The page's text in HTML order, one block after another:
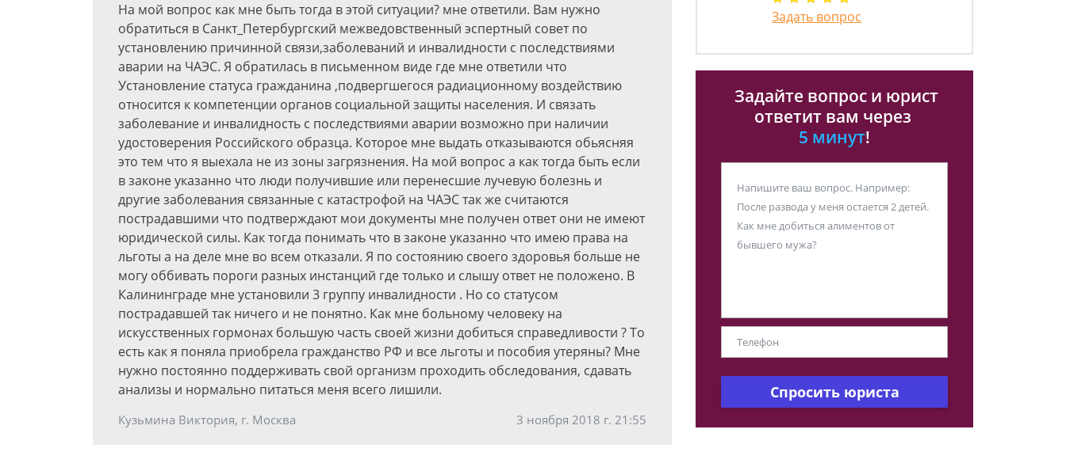
На мой вопрос как мне быть тогда в этой ситуации? мне ответили. Вам нужно
обратиться в Санкт_Петербургский межведовственный эспертный совет по
установлению причинной связи,заболеваний и инвалидности с последствиями
аварии на ЧАЭС. Я обратилась в письменном виде где мне ответили что
Установление статуса гражданина ,подвергшегося радиационному воздействию
относится к компетенции органов социальной защиты населения. И связать
заболевание и инвалидность с последствиями аварии возможно при наличии
удостоверения Российского образца. Которое мне выдать отказываются обьясняя
это тем что я выехала не из зоны загрязнения. На мой вопрос а как тогда быть если
в законе указанно что люди получившие или перенесшие лучевую болезнь и
другие заболевания связанные с катастрофой на ЧАЭС так же считаются
пострадавшими что подтверждают мои документы мне получен ответ они не имеют
юридической силы. Как тогда понимать что в законе указанно что имею права на
льготы а на деле мне во всем отказали. Я по состоянию своего здоровья больше не
могу оббивать пороги разных инстанций где только и слышу ответ не положено. В
Калининграде мне установили 3 группу инвалидности . Но со статусом
пострадавшей так ничего и не понятно. Как мне больному человеку на
искусственных гормонах большую часть своей жизни добиться справедливости ? То
есть как я поняла приобрела гражданство РФ и все льготы и пособия утеряны? Мне
нужно постоянно поддерживать свой организм проходить обследования, сдавать
анализы и нормально питаться меня всего лишили.
Кузьмина Виктория, г. Москва 3 ноября 2018 г. 21:55
Задать вопрос
Задайте вопрос и юрист
ответит вам через
5 минут!
Спросить юриста